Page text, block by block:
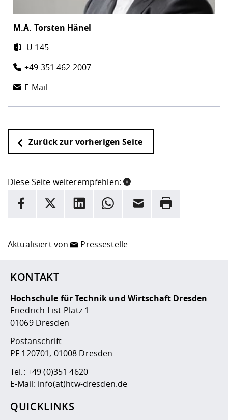
M.A. Torsten Hänel
U 145
+49 351 462 2007
E-Mail
Zurück zur vorherigen Seite
Diese Seite weiterempfehlen:
INFORMATION
Facebook
X LinkedInWhatsappE-Mail Drucken
Aktualisiert von Pressestelle
KONTAKT
Hochschule für Technik und Wirtschaft Dresden
Friedrich-List-Platz 1
01069 Dresden
Postanschrift
PF 120701, 01008 Dresden
Tel.: +49 (0)351 4620
E-Mail: info(at)htw-dresden.de
QUICKLINKS